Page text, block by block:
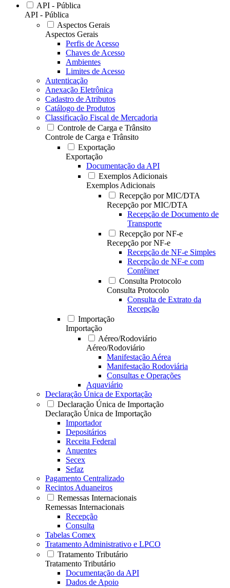
API - Pública
API - Pública
Aspectos Gerais
Aspectos Gerais
Perfis de Acesso
Chaves de Acesso
Ambientes
Limites de Acesso
Autenticação
Anexação Eletrônica
Cadastro de Atributos
Catálogo de Produtos
Classificação Fiscal de Mercadoria
Controle de Carga e Trânsito
Controle de Carga e Trânsito
Exportação
Exportação
Documentação da API
Exemplos Adicionais
Exemplos Adicionais
Recepção por MIC/DTA
Recepção por MIC/DTA
Recepção de Documento de
Transporte
Recepção por NF-e
Recepção por NF-e
Recepção de NF-e Simples
Recepção de NF-e com
Contêiner
Consulta Protocolo
Consulta Protocolo
Consulta de Extrato da
Recepção
Importação
Importação
Aéreo/Rodoviário
Aéreo/Rodoviário
Manifestação Aérea
Manifestação Rodoviária
Consultas e Operações
Aquaviário
Declaração Única de Exportação
Declaração Única de Importação
Declaração Única de Importação
Importador
Depositários
Receita Federal
Anuentes
Secex
Sefaz
Pagamento Centralizado
Recintos Aduaneiros
Remessas Internacionais
Remessas Internacionais
Recepção
Consulta
Tabelas Comex
Tratamento Administrativo e LPCO
Tratamento Tributário
Tratamento Tributário
Documentação da API
Dados de Apoio